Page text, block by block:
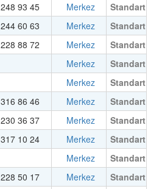
248 93 45 Merkez
Standart
244 60 63 Merkez
Standart
228 88 72 Merkez
Standart
Merkez
Standart
Merkez
Standart
316 86 46 Merkez
Standart
230 36 37 Merkez
Standart
317 10 24 Merkez
Standart
Merkez
Standart
228 50 17 Merkez
Standart